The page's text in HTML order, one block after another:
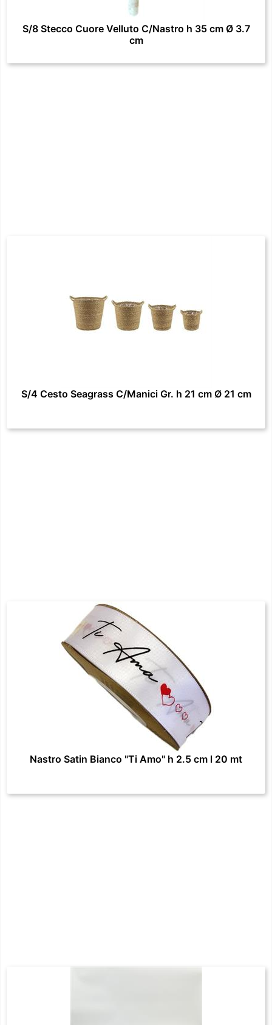
S/8 Stecco Cuore Velluto C/Nastro h 35 cm Ø 3.7
cm
S/4 Cesto Seagrass C/Manici Gr. h 21 cm Ø 21 cm
Nastro Satin Bianco "Ti Amo" h 2.5 cm l 20 mt